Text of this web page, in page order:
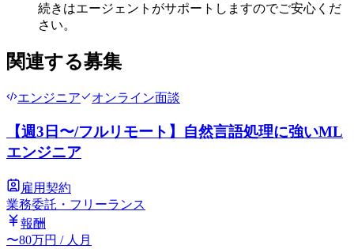
続きはエージェントがサポートしますのでご安心くだ
さい。
関連する募集
エンジニア オンライン面談
【週3日〜/フルリモート】自然言語処理に強いML
エンジニア
雇用契約
業務委託・フリーランス
報酬
〜80万円 / 人月